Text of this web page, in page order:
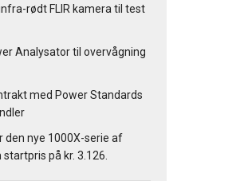
rødt FLIR kamera til test
Analysator til overvågning
med Power Standards
den nye 1000X-serie af
på kr. 3.126.